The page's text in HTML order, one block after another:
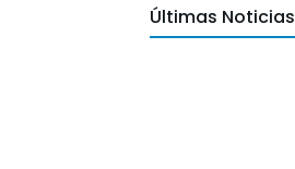
Últimas Noticias